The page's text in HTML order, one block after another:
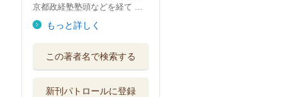
京都政経塾塾頭などを経て …
もっと詳しく
この著者名で検索する
新刊パトロールに登録